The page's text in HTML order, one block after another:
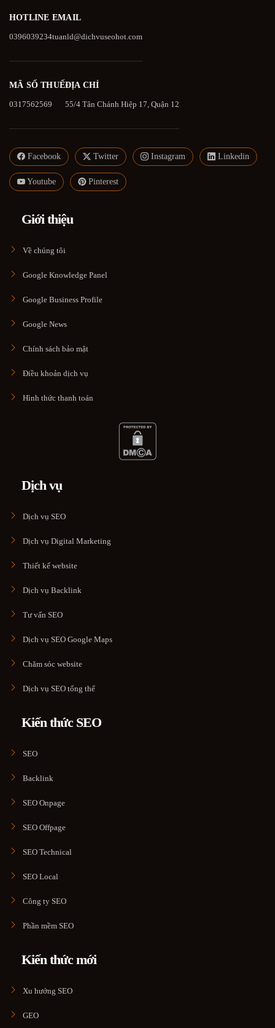
HOTLINE
0396039234
EMAIL
tuanld@dichvuseohot.com
MÃ SỐ THUẾ
0317562569
ĐỊA CHỈ
55/4 Tân Chánh Hiệp 17, Quận 12
Facebook Twitter Instagram Linkedin
Youtube Pinterest
Giới thiệu
Về chúng tôi
Google Knowledge Panel
Google Business Profile
Google News
Chính sách bảo mật
Điều khoản dịch vụ
Hình thức thanh toán
Dịch vụ
Dịch vụ SEO
Dịch vụ Digital Marketing
Thiết kế website
Dịch vụ Backlink
Tư vấn SEO
Dịch vụ SEO Google Maps
Chăm sóc website
Dịch vụ SEO tổng thể
Kiến thức SEO
SEO
Backlink
SEO Onpage
SEO Offpage
SEO Technical
SEO Local
Công ty SEO
Phần mềm SEO
Kiến thức mới
Xu hướng SEO
GEO